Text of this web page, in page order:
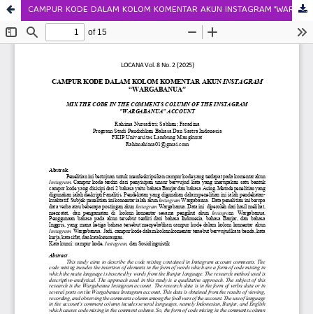
CAMPUR KODE DALAM KOLOM KOMENTAR AKUN INSTAGRAM “WARGABANUA”